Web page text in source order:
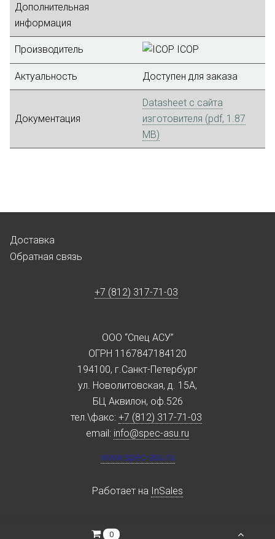
Дополнительная
информация
Производитель ICOP
Актуальность Доступен для заказа
Документация
Datasheet с сайта
изготовителя (pdf, 1.87
MB)
Доставка
Обратная связь
+7 (812) 317-71-03
ООО “Спец АСУ”
ОГРН 1167847184120
194100, г.Санкт-Петербург
ул. Новолитовская, д. 15А,
БЦ Аквилон, оф.526
тел.\факс: +7 (812) 317-71-03
email: info@spec-asu.ru
www.spec-asu.ru
Работает на InSales
0